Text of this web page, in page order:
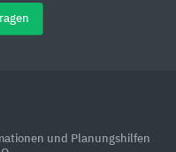
und Planungshilfen